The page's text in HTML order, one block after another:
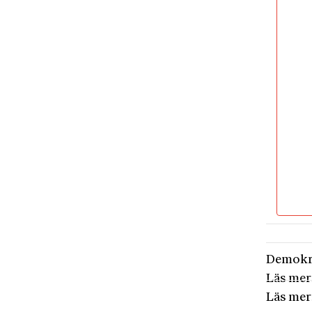
frihet,
dem
Läs
Läs